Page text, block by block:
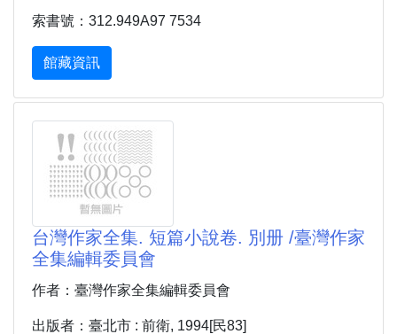
索書號：312.949A97 7534
館藏資訊
台灣作家全集. 短篇小說卷. 別册 /臺灣作家
全集編輯委員會
作者：臺灣作家全集編輯委員會
出版者：臺北市 : 前衛, 1994[民83]